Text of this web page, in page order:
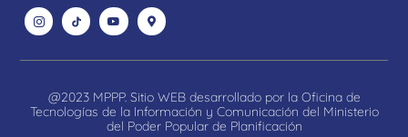
@2023 MPPP. Sitio WEB desarrollado por la Oficina de
Tecnologías de la Información y Comunicación del Ministerio
del Poder Popular de Planificación